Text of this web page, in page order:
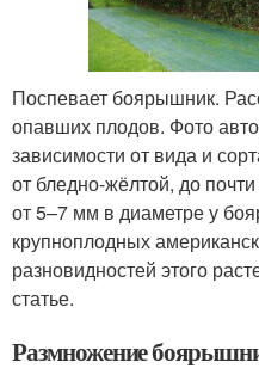
Поспевает боярышник.
опавших плодов. Фото
зависимости от вида и
от бледно-жёлтой, до
от 5–7 мм в диаметре у
крупноплодных
разновидностей этого
статье.
Размножение